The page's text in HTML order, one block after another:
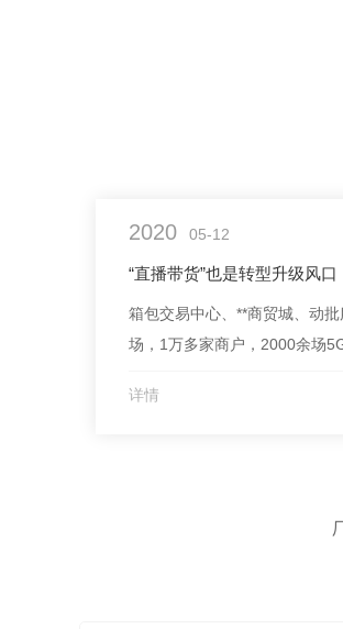
2020 05-12
“直播带货”也是转型升级风口
箱包交易中心、**商贸城、动
场，1万多家商户，2000余场
货节”，很多商户足不出户就把
详情